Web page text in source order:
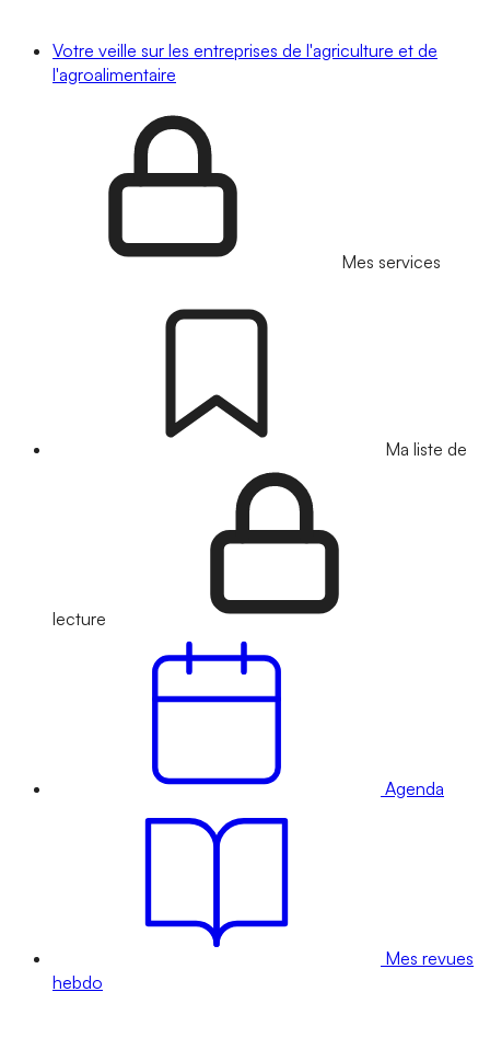
Votre veille sur les entreprises de l'agriculture et de
l'agroalimentaire
Mes services
Ma liste de
lecture
Agenda
Mes revues
hebdo